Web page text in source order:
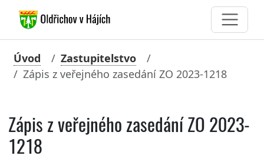
Úvod
Zastupitelstvo
Zápis z veřejného zasedání ZO 2023-1218
Zápis z veřejného zasedání ZO 2023-
1218